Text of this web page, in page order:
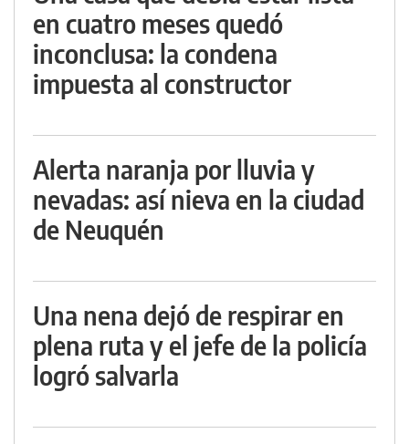
en cuatro meses quedó
inconclusa: la condena
impuesta al constructor
Alerta naranja por lluvia y
nevadas: así nieva en la ciudad
de Neuquén
Una nena dejó de respirar en
plena ruta y el jefe de la policía
logró salvarla